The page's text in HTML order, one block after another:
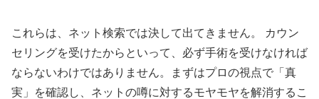
これらは、ネット検索では決して出てきません。 カウン
セリングを受けたからといって、必ず手術を受けなければ
ならないわけではありません。まずはプロの視点で「真
実」を確認し、ネットの噂に対するモヤモヤを解消するこ